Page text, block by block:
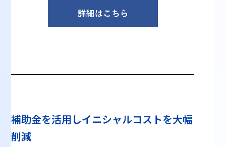
補助金を活用しイニシャルコストを大幅
削減